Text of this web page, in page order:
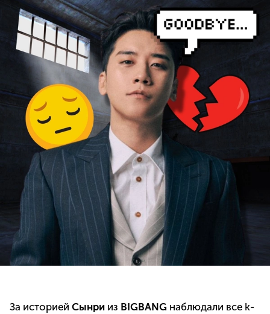
За историей Сынри из BIGBANG наблюдали все k-